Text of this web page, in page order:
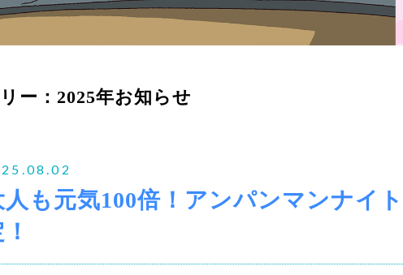
ー：2025年お知らせ
人も元気100倍！アンパンマンナイ